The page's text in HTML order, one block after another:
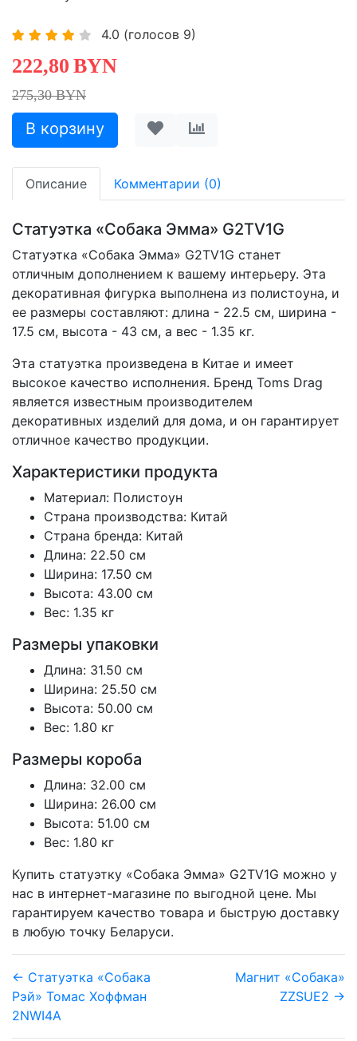
4.0 (голосов 9)
222,80 BYN
275,30 BYN
Описание Комментарии (0)
Статуэтка «Собака Эмма» G2TV1G
Статуэтка «Собака Эмма» G2TV1G станет
отличным дополнением к вашему интерьеру. Эта
декоративная фигурка выполнена из полистоуна, и
ее размеры составляют: длина - 22.5 см, ширина -
17.5 см, высота - 43 см, а вес - 1.35 кг.
Эта статуэтка произведена в Китае и имеет
высокое качество исполнения. Бренд Toms Drag
является известным производителем
декоративных изделий для дома, и он гарантирует
отличное качество продукции.
Характеристики продукта
Материал: Полистоун
Страна производства: Китай
Страна бренда: Китай
Длина: 22.50 см
Ширина: 17.50 см
Высота: 43.00 см
Вес: 1.35 кг
Размеры упаковки
Длина: 31.50 см
Ширина: 25.50 см
Высота: 50.00 см
Вес: 1.80 кг
Размеры короба
Длина: 32.00 см
Ширина: 26.00 см
Высота: 51.00 см
Вес: 1.80 кг
Купить статуэтку «Собака Эмма» G2TV1G можно у
нас в интернет-магазине по выгодной цене. Мы
гарантируем качество товара и быструю доставку
в любую точку Беларуси.
← Статуэтка «Собака
Рэй» Томас Хоффман
2NWI4A
Магнит «Собака»
ZZSUE2 →